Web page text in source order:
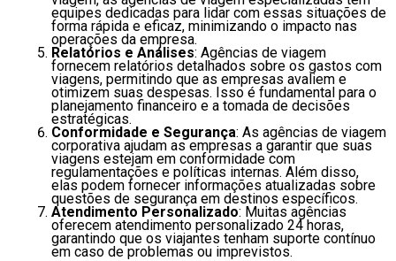
equipes dedicadas para lidar com essas situações de
forma rápida e eficaz, minimizando o impacto nas
operações da empresa.
Relatórios e Análises: Agências de viagem
fornecem relatórios detalhados sobre os gastos com
viagens, permitindo que as empresas avaliem e
otimizem suas despesas. Isso é fundamental para o
planejamento financeiro e a tomada de decisões
estratégicas.
Conformidade e Segurança: As agências de viagem
corporativa ajudam as empresas a garantir que suas
viagens estejam em conformidade com
regulamentações e políticas internas. Além disso,
elas podem fornecer informações atualizadas sobre
questões de segurança em destinos específicos.
Atendimento Personalizado: Muitas agências
oferecem atendimento personalizado 24 horas,
garantindo que os viajantes tenham suporte contínuo
em caso de problemas ou imprevistos.